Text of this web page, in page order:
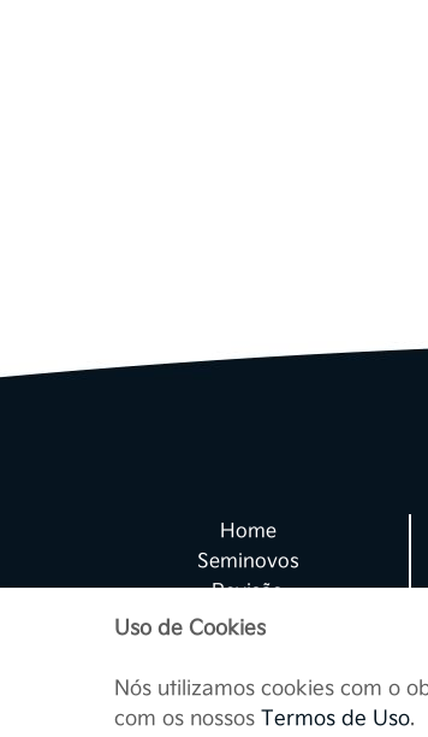
Os
Para
a
Home
Seminovos
Revisão
Peças e Acessórios
Uso de Cookies
Nós utilizamos cookies com o
com os nossos Termos de Uso.